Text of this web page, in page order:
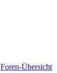
Foren-Übersicht